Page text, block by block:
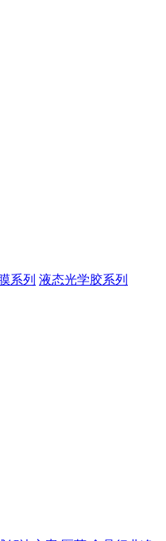
系列 液态光学胶系列